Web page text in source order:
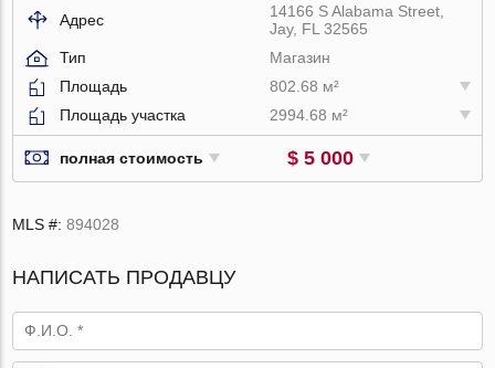
Адрес
14166 S Alabama Street,
Jay, FL 32565
Тип
Магазин
Площадь
802.68 м²
Площадь участка
2994.68 м²
полная стоимость $ 5 000
MLS #:894028
НАПИСАТЬ ПРОДАВЦУ